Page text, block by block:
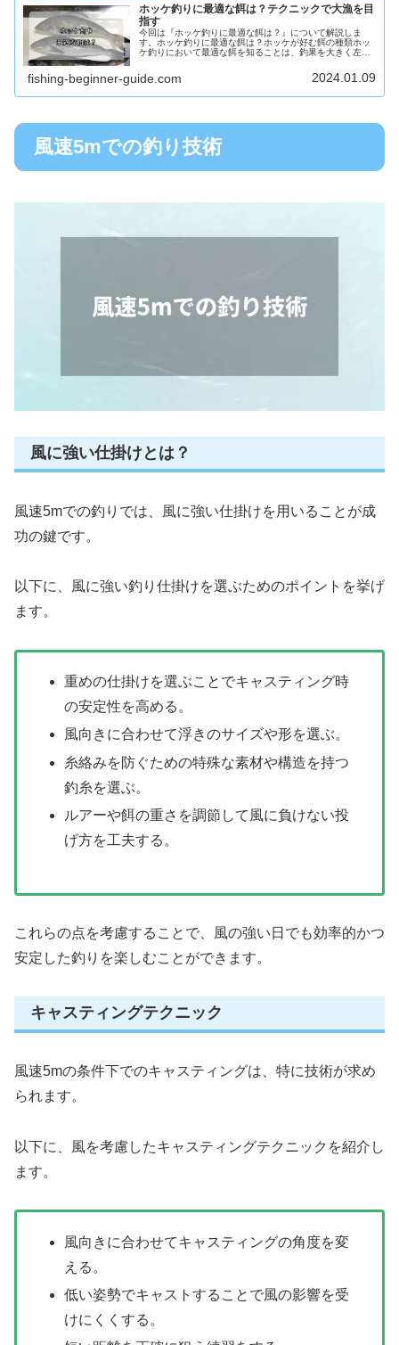
ホッケ釣りに最適な餌は？テクニックで大漁を目
指す
今回は『ホッケ釣りに最適な餌は？』について解説しま
す。ホッケ釣りに最適な餌は？ホッケが好む餌の種類ホッ
ケ釣りにおいて最適な餌を知ることは、釣果を大きく左右
の傾向を理解することが重要です。一...
fishing-beginner-guide.com 2024.01.09
風速5mでの釣り技術
風に強い仕掛けとは？
風速5mでの釣りでは、風に強い仕掛けを用いることが成
功の鍵です。
以下に、風に強い釣り仕掛けを選ぶためのポイントを挙げ
ます。
重めの仕掛けを選ぶことでキャスティング時
の安定性を高める。
風向きに合わせて浮きのサイズや形を選ぶ。
糸絡みを防ぐための特殊な素材や構造を持つ
釣糸を選ぶ。
ルアーや餌の重さを調節して風に負けない投
げ方を工夫する。
これらの点を考慮することで、風の強い日でも効率的かつ
安定した釣りを楽しむことができます。
キャスティングテクニック
風速5mの条件下でのキャスティングは、特に技術が求め
られます。
以下に、風を考慮したキャスティングテクニックを紹介し
ます。
風向きに合わせてキャスティングの角度を変
える。
低い姿勢でキャストすることで風の影響を受
けにくくする。